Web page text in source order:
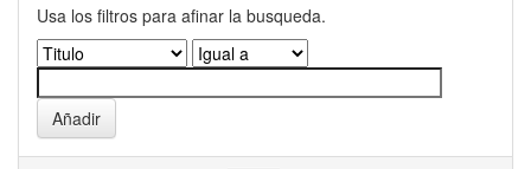
Usa los filtros para afinar la busqueda.